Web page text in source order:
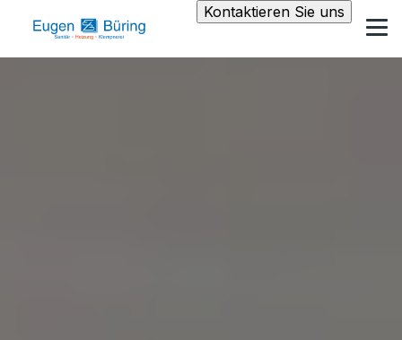
Kontaktieren Sie uns